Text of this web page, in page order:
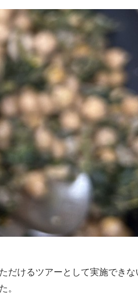
だけるツアーとして実施でき
。